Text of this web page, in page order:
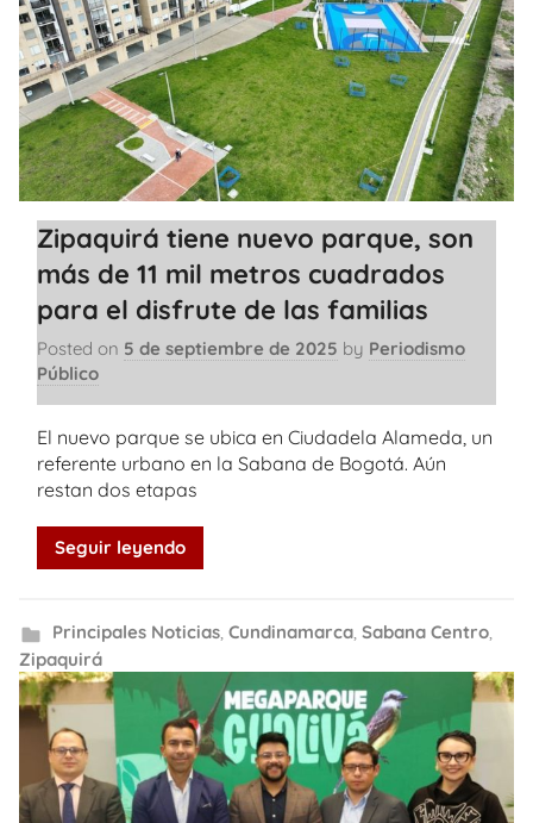
Zipaquirá tiene nuevo parque, son
más de 11 mil metros cuadrados
para el disfrute de las familias
Posted on 5 de septiembre de 2025 by Periodismo
Público
El nuevo parque se ubica en Ciudadela Alameda, un
referente urbano en la Sabana de Bogotá. Aún
restan dos etapas
Seguir leyendo
Principales Noticias, Cundinamarca, Sabana Centro,
Zipaquirá